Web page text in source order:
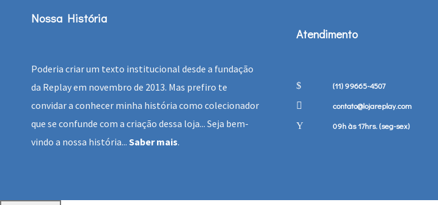
Nossa História
Poderia criar um texto institucional desde a fundação
da Replay em novembro de 2013. Mas prefiro te
convidar a conhecer minha história como colecionador
que se confunde com a criação dessa loja... Seja bem-
vindo a nossa história...Saber mais.
Atendimento
(11) 99665-4507
contato@lojareplay.com
09h às 17hrs. (seg-sex)